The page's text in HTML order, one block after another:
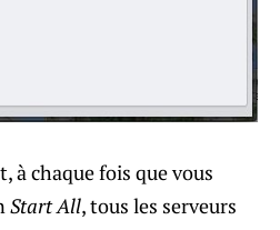
à chaque fois que vous
Start All, tous les serveurs